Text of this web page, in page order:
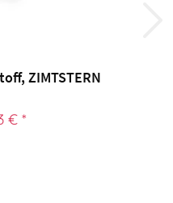
ZIMTSTERN
€ *